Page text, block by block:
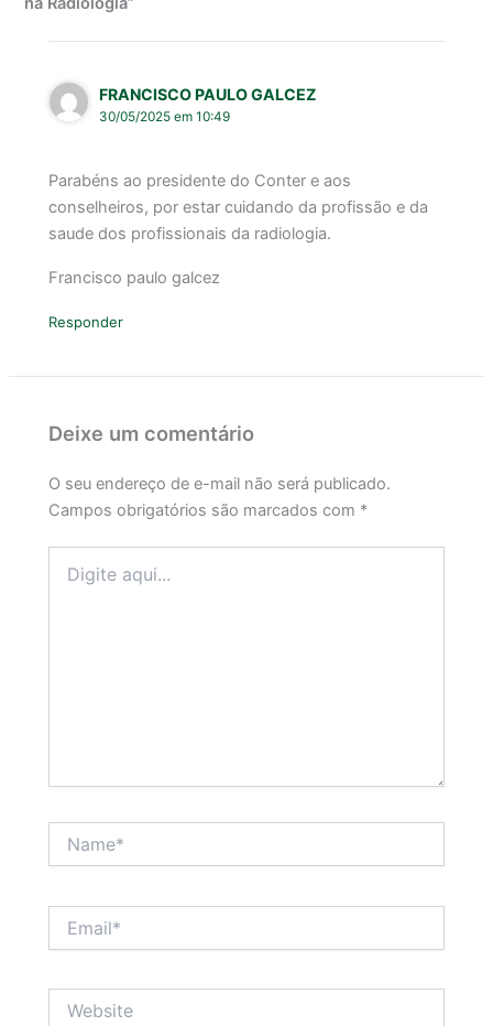
FRANCISCO PAULO GALCEZ
30/05/2025 em 10:49
Parabéns ao presidente do Conter e aos
conselheiros, por estar cuidando da profissão e da
saude dos profissionais da radiologia.
Francisco paulo galcez
Responder
Deixe um comentário
O seu endereço de e-mail não será publicado.
Campos obrigatórios são marcados com *
aqui...